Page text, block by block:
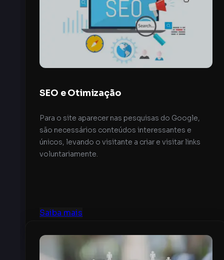
SEO e Otimização
Para o site aparecer nas pesquisas do Google,
são necessários conteúdos interessantes e
únicos, levando o visitante a criar e visitar links
voluntariamente.
Saiba mais